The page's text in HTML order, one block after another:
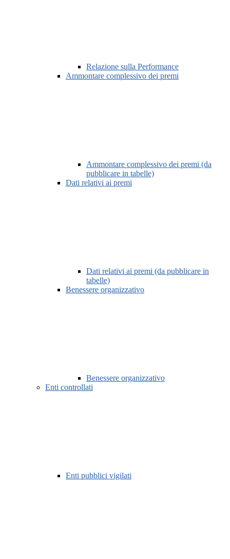
Relazione sulla Performance
Ammontare complessivo dei premi
Ammontare complessivo dei premi (da
pubblicare in tabelle)
Dati relativi ai premi
Dati relativi ai premi (da pubblicare in
tabelle)
Benessere organizzativo
Benessere organizzativo
Enti controllati
Enti pubblici vigilati